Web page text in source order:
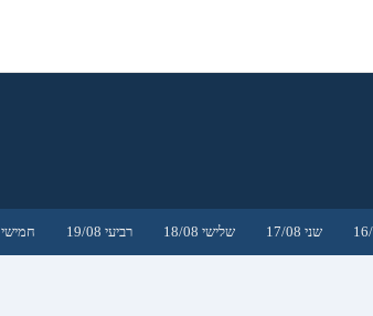
שני 17/08 שלישי 18/08 רביעי 19/08 חמישי 20/08